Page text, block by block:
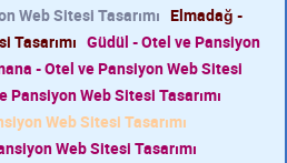
Web Sitesi Tasarımı Elmadağ -
Tasarımı Güdül - Otel ve Pansiyon
- Otel ve Pansiyon Web Sitesi
Pansiyon Web Sitesi Tasarımı
Web Sitesi Tasarımı
Web Sitesi Tasarımı